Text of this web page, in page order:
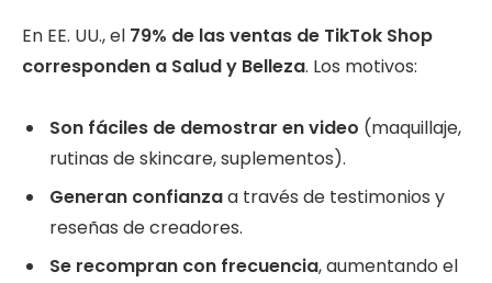
En EE. UU., el 79% de las ventas de TikTok Shop
corresponden a Salud y Belleza. Los motivos:
Son fáciles de demostrar en video (maquillaje,
rutinas de skincare, suplementos).
Generan confianzaa través de testimonios y
reseñas de creadores.
Se recompran con frecuencia, aumentando el